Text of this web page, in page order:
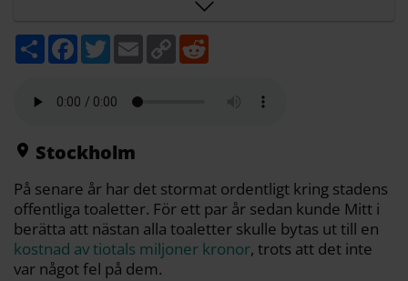
Ett mejl från Danfo till trafikkontoret beskriver
hur parterna kunde riskminimera trots
skyldighet att annonsera och föreslår splittrade
avtal för sämre insyn.
ska hävas och menar att upplägget varit ett
för att gynna bolaget.
Stockholms stad avvisar anklagelserna, säger att
vissa avtal inte förlängts och att övriga omfattas
av undantag.
Sammanfattningen är gjord med AI-stöd och granskad av
Mitt i:s redaktion
D
e
F
b
k
T
w
t
E
m
C
o
Stockholm
På senare år har det stormat ordentligt kring stadens
offentliga toaletter. För ett par år sedan kunde Mitt i
berätta att nästan alla toaletter skulle bytas ut till en
kostnad av tiotals miljoner kronor, trots att det inte
var något fel på dem.